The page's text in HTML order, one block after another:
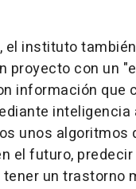
el instituto
proyecto con un
información que
unos algoritmos
el futuro,
tener un trastorno